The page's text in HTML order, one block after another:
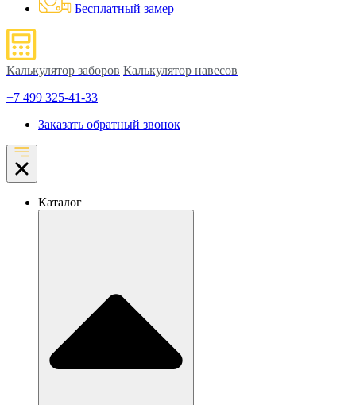
Бесплатный замер
Калькулятор заборов Калькулятор навесов
+7 499 325-41-33
Заказать обратный звонок
Каталог